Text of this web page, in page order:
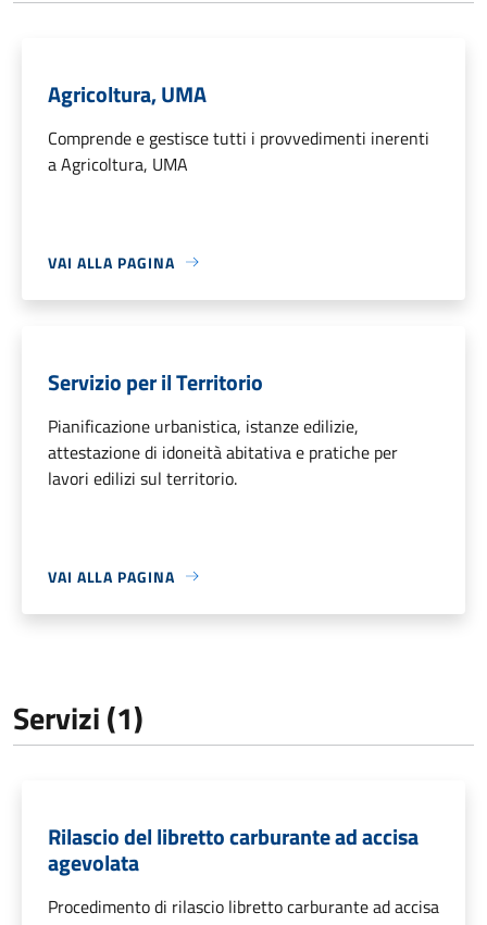
Agricoltura, UMA
Comprende e gestisce tutti i provvedimenti inerenti
a Agricoltura, UMA
VAI ALLA PAGINA
Servizio per il Territorio
Pianificazione urbanistica, istanze edilizie,
attestazione di idoneità abitativa e pratiche per
lavori edilizi sul territorio.
VAI ALLA PAGINA
Servizi (1)
Rilascio del libretto carburante ad accisa
agevolata
Procedimento di rilascio libretto carburante ad accisa